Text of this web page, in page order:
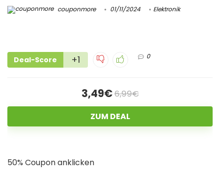
couponmore 01/11/2024 Elektronik
Deal-Score +1 0
3,49€6,99€
ZUM DEAL
50% Coupon anklicken